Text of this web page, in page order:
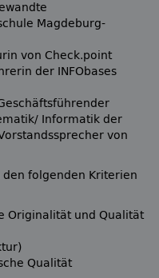
Magdeburg-
von Check.point
der INFObases
Informatik der
von
den folgenden Kriterien
Originalität und Qualität
Qualität